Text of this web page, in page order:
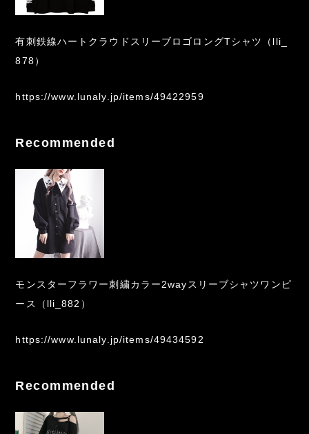
有刺鉄線ハートクラウドスリーブロゴロングTシャツ（lli_
878）
https://www.lunaly.jp/items/49422959
Recommended
モンスターフラワー刺繍カラー2wayスリーブシャツワンピ
ース（lli_882）
https://www.lunaly.jp/items/49434592
Recommended